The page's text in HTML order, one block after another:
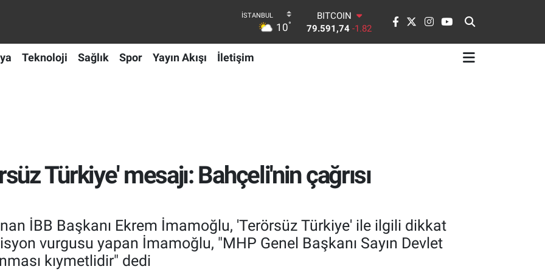
10°
DOLAR
45,43620 0.02
EURO
Teknoloji Sağlık Spor Yayın Akışı İletişim
Türkiye' mesajı: Bahçeli'nin çağrısı
İBB Başkanı Ekrem İmamoğlu, 'Terörsüz Türkiye' ile ilgili dikkat
vurgusu yapan İmamoğlu, "MHP Genel Başkanı Sayın Devlet
kıymetlidir" dedi